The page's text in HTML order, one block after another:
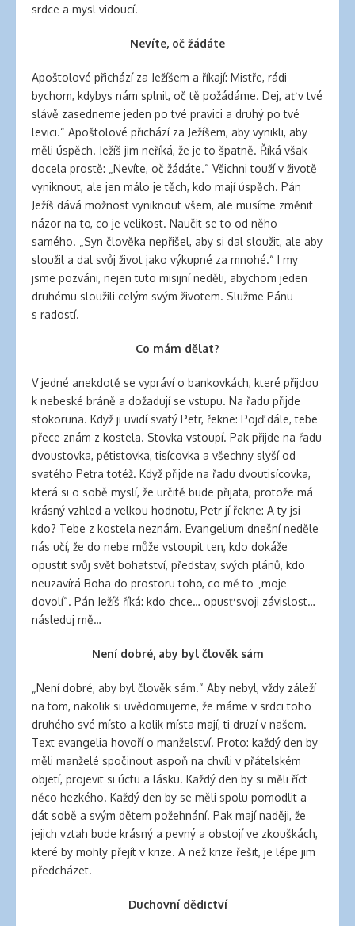
srdce a mysl vidoucí.
Nevíte, oč žádáte
Apoštolové přichází za Ježíšem a říkají: Mistře, rádi
bychom, kdybys nám splnil, oč tě požádáme. Dej, ať v tvé
slávě zasedneme jeden po tvé pravici a druhý po tvé
levici.“ Apoštolové přichází za Ježíšem, aby vynikli, aby
měli úspěch. Ježíš jim neříká, že je to špatně. Říká však
docela prostě: „Nevíte, oč žádáte.“ Všichni touží v životě
vyniknout, ale jen málo je těch, kdo mají úspěch. Pán
Ježíš dává možnost vyniknout všem, ale musíme změnit
názor na to, co je velikost. Naučit se to od něho
samého. „Syn člověka nepřišel, aby si dal sloužit, ale aby
sloužil a dal svůj život jako výkupné za mnohé.“ I my
jsme pozváni, nejen tuto misijní neděli, abychom jeden
druhému sloužili celým svým životem. Služme Pánu
s radostí.
Co mám dělat?
V jedné anekdotě se vypráví o bankovkách, které přijdou
k nebeské bráně a dožadují se vstupu. Na řadu přijde
stokoruna. Když ji uvidí svatý Petr, řekne: Pojď dále, tebe
přece znám z kostela. Stovka vstoupí. Pak přijde na řadu
dvoustovka, pětistovka, tisícovka a všechny slyší od
svatého Petra totéž. Když přijde na řadu dvoutisícovka,
která si o sobě myslí, že určitě bude přijata, protože má
krásný vzhled a velkou hodnotu, Petr jí řekne: A ty jsi
kdo? Tebe z kostela neznám. Evangelium dnešní neděle
nás učí, že do nebe může vstoupit ten, kdo dokáže
opustit svůj svět bohatství, představ, svých plánů, kdo
neuzavírá Boha do prostoru toho, co mě to „moje
dovolí“. Pán Ježíš říká: kdo chce… opusť svoji závislost…
následuj mě…
Není dobré, aby byl člověk sám
„Není dobré, aby byl člověk sám.“ Aby nebyl, vždy záleží
na tom, nakolik si uvědomujeme, že máme v srdci toho
druhého své místo a kolik místa mají, ti druzí v našem.
Text evangelia hovoří o manželství. Proto: každý den by
měli manželé spočinout aspoň na chvíli v přátelském
objetí, projevit si úctu a lásku. Každý den by si měli říct
něco hezkého. Každý den by se měli spolu pomodlit a
dát sobě a svým dětem požehnání. Pak mají naději, že
jejich vztah bude krásný a pevný a obstojí ve zkouškách,
které by mohly přejít v krize. A než krize řešit, je lépe jim
předcházet.
Duchovní dědictví